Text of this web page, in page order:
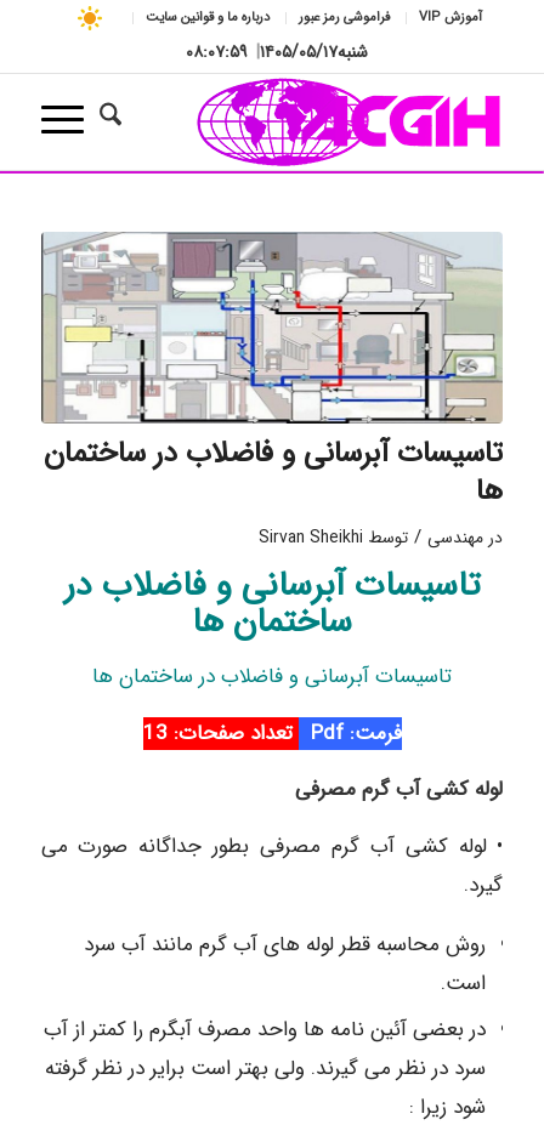
آموزش VIP فراموشی رمز عبور درباره ما و قوانین سایت
شنبه۱۴۰۵/۰۵/۱۷| ۰۸:۰۷:۵۹
تاسیسات آبرسانی و فاضلاب در ساختمان
ها
در مهندسی / توسط Sirvan Sheikhi
تاسیسات آبرسانی و فاضلاب در
ساختمان ها
تاسیسات آبرسانی و فاضلاب در ساختمان ها
فرمت: Pdf
تعداد صفحات: 13
لوله کشی آب گرم مصرفی
• لوله کشی آب گرم مصرفی بطور جداگانه صورت می
گیرد.
روش محاسبه قطر لوله های آب گرم مانند آب سرد
است.
در بعضی آئین نامه ها واحد مصرف آبگرم را کمتر از آب
سرد در نظر می گیرند. ولی بهتر است برایر در نظر گرفته
شود زیرا :